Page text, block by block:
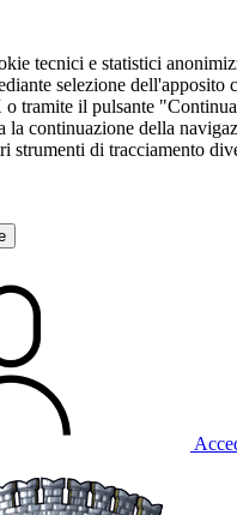
tecnici e statistici
selezione dell'apposito
tramite il pulsante
la continuazione della
strumenti di tracciamento